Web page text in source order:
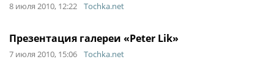
8 июля 2010, 12:22 Tochka.net
Презентация галереи «Peter Lik»
7 июля 2010, 15:06 Tochka.net